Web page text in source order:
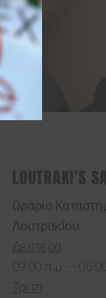
LOUTRAKI'S
Ωράριο
Λουτρακίου:
Δευτέρα
09:00 π.μ. – 06:00
Τρίτη